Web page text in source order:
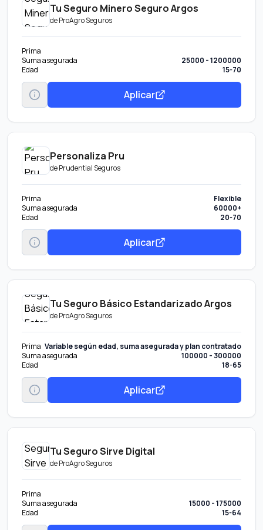
Tu Seguro Minero Seguro Argos
deProAgro Seguros
Prima
Suma asegurada
25000 - 1200000
Edad
15-70
Aplicar
Personaliza Pru
dePrudential Seguros
Prima
Flexible
Suma asegurada
60000+
Edad
20-70
Aplicar
Tu Seguro Básico Estandarizado Argos
deProAgro Seguros
Prima Variable según edad, suma asegurada y plan contratado
Suma asegurada
100000 - 300000
Edad
18-65
Aplicar
Tu Seguro Sirve Digital
deProAgro Seguros
Prima
Suma asegurada
15000 - 175000
Edad
15-64